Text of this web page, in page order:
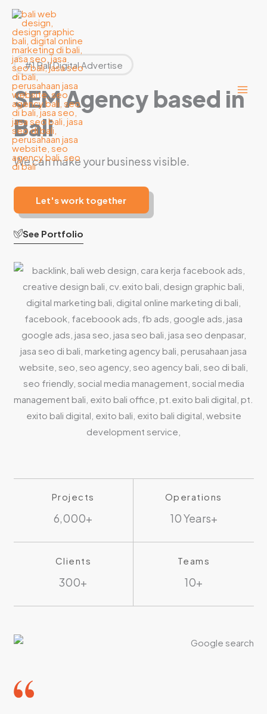
Lewati
konten
#1 Bali Digital Advertise
SEM Agency based in
Bali
We can make your business visible.
Let's work together
See Portfolio
Projects
6,000+
Operations
10 Years+
Clients
300+
Teams
10+